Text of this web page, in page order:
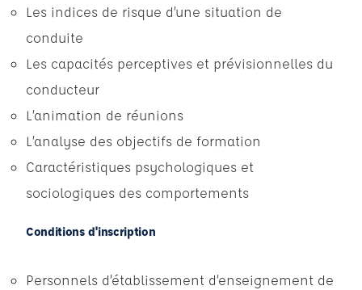
Les indices de risque d’une situation de
conduite
Les capacités perceptives et prévisionnelles du
conducteur
L’animation de réunions
L’analyse des objectifs de formation
Caractéristiques psychologiques et
sociologiques des comportements
Conditions d'inscription
Personnels d’établissement d’enseignement de